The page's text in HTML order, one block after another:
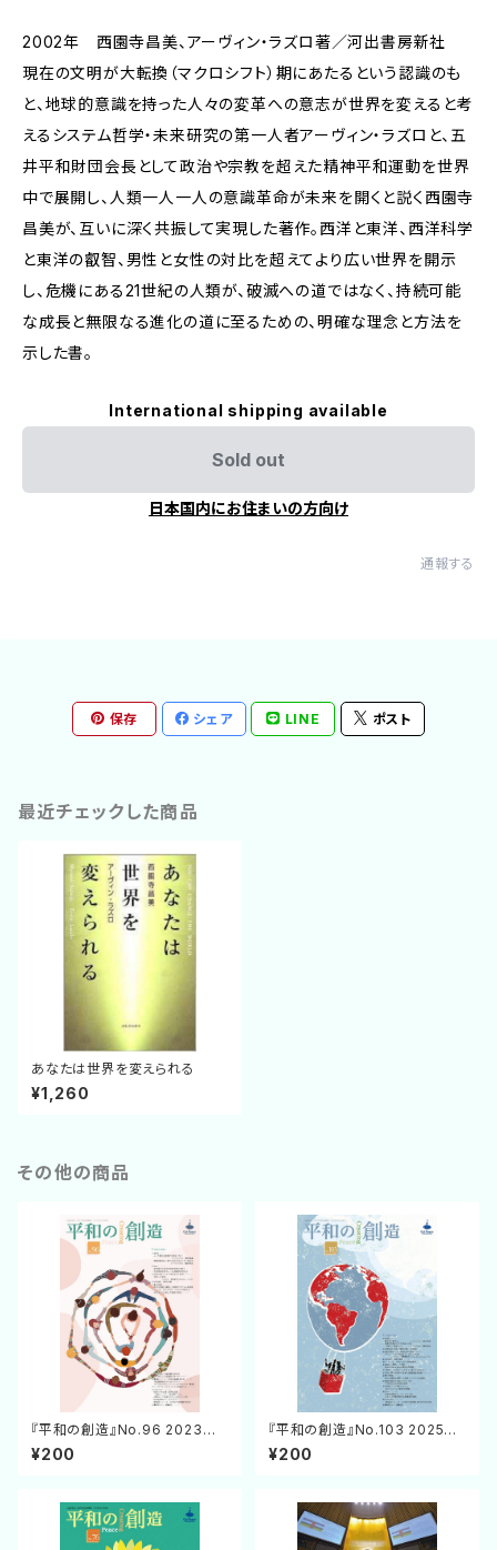
2002年 西園寺昌美、アーヴィン・ラズロ著／河出書房新社
現在の文明が大転換（マクロシフト）期にあたるという認識のも
と、地球的意識を持った人々の変革への意志が世界を変えると考
えるシステム哲学・未来研究の第一人者アーヴィン・ラズロと、五
井平和財団会長として政治や宗教を超えた精神平和運動を世界
中で展開し、人類一人一人の意識革命が未来を開くと説く西園寺
昌美が、互いに深く共振して実現した著作。西洋と東洋、西洋科学
と東洋の叡智、男性と女性の対比を超えてより広い世界を開示
し、危機にある21世紀の人類が、破滅への道ではなく、持続可能
な成長と無限なる進化の道に至るための、明確な理念と方法を
示した書。
International shipping available
Sold out
日本国内にお住まいの方向け
通報する
保存 シェア LINE ポスト
最近チェックした商品
あなたは世界を変えられる
¥1,260
その他の商品
『平和の創造』No.96 2023年7
月25日発行
¥200
『平和の創造』No.103 2025年
4月25日発行
¥200